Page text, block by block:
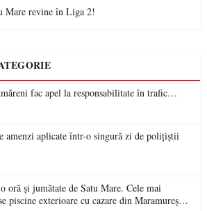
Mare revine în Liga 2!
Polițiștii sătmăreni fac apel la responsabilitate în trafic…
amenzi aplicate într-o singură zi de polițiștii
oră și jumătate de Satu Mare. Cele mai
piscine exterioare cu cazare din Maramureș,